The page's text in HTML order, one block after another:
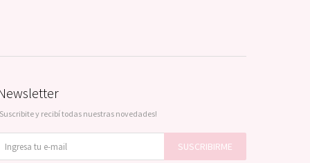
y recibí todas nuestras novedades!
SUSCRIBIRME